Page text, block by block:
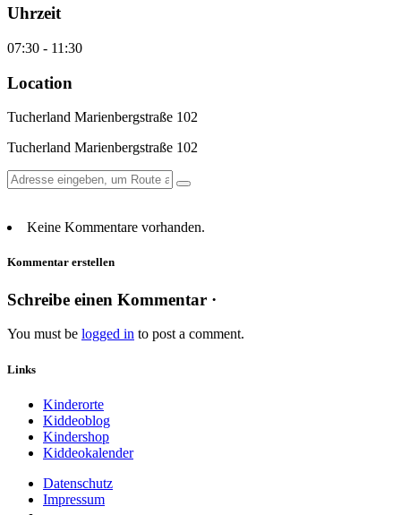
Uhrzeit
07:30 - 11:30
Location
Tucherland Marienbergstraße 102
Tucherland Marienbergstraße 102
Keine Kommentare vorhanden.
Kommentar erstellen
Schreibe einen Kommentar ·
You must be logged in to post a comment.
Links
Kinderorte
Kiddeoblog
Kindershop
Kiddeokalender
Datenschutz
Impressum